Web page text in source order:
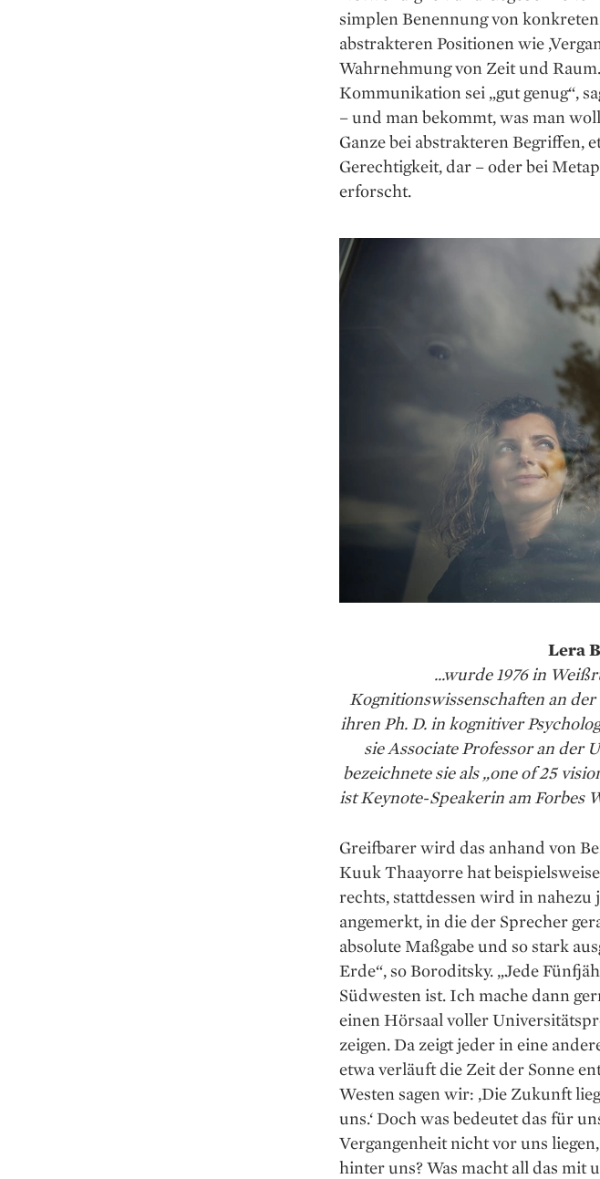
simplen Benennung von
abstrakteren Positionen wie
Wahrnehmung von Zeit und
Kommunikation sei „gut genug“,
– und man bekommt, was man
Ganze bei abstrakteren Begriffen,
Gerechtigkeit, dar – oder bei
erforscht.
Lera
...wurde 1976 in
Kognitionswissenschaften an
ihren Ph. D. in kognitiver
sie Associate Professor an der
bezeichnete sie als „one of 25
ist Keynote-Speakerin am Forbes
Greifbarer wird das anhand von
Kuuk Thaayorre hat
rechts, stattdessen wird in
angemerkt, in die der Sprecher
absolute Maßgabe und so stark
Erde“, so Boroditsky. „Jede
Südwesten ist. Ich mache dann
einen Hörsaal voller
zeigen. Da zeigt jeder in eine
etwa verläuft die Zeit der Sonne
Westen sagen wir: ‚Die Zukunft
uns.‘ Doch was bedeutet das für
Vergangenheit nicht vor uns
hinter uns? Was macht all das mit